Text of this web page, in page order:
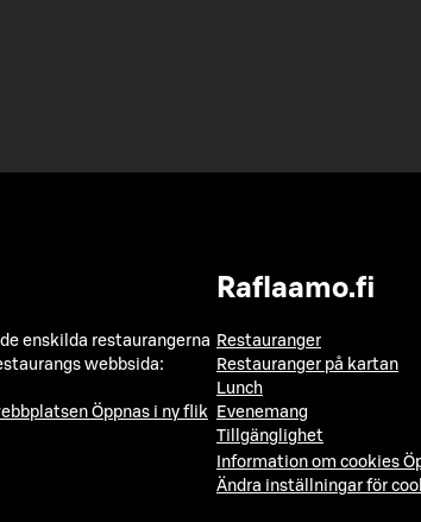
enskilda restaurangerna
webbsida:
Öppnas i ny flik
Raflaamo.fi
Restauranger
Restauranger på kartan
Lunch
Evenemang
Tillgänglighet
Information om cookies
Ändra inställningar för